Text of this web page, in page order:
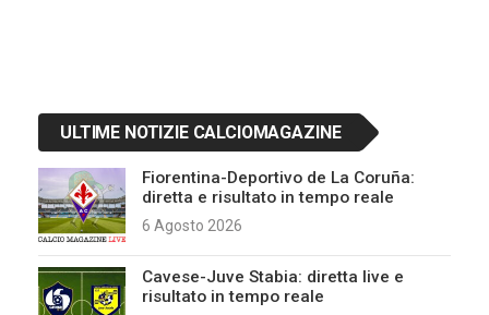
ULTIME NOTIZIE CALCIOMAGAZINE
Fiorentina-Deportivo de La Coruña:
diretta e risultato in tempo reale
6 Agosto 2026
Cavese-Juve Stabia: diretta live e
risultato in tempo reale